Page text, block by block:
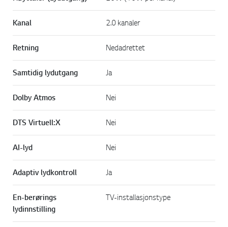
Kanal 2.0 kanaler
Retning Nedadrettet
Samtidig lydutgang Ja
Dolby Atmos Nei
DTS Virtuell:X Nei
AI-lyd Nei
Adaptiv lydkontroll Ja
En-berørings
lydinnstilling
TV-installasjonstype